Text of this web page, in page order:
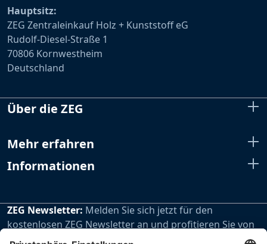
Hauptsitz:
ZEG Zentraleinkauf Holz + Kunststoff eG
Rudolf-Diesel-Straße 1
70806 Kornwestheim
Deutschland
Über die ZEG
Mehr erfahren
Informationen
ZEG Newsletter: Melden Sie sich jetzt für den
kostenlosen ZEG Newsletter an und profitieren Sie von
den extra Vorteilen unseres regelmäßig erscheinenden